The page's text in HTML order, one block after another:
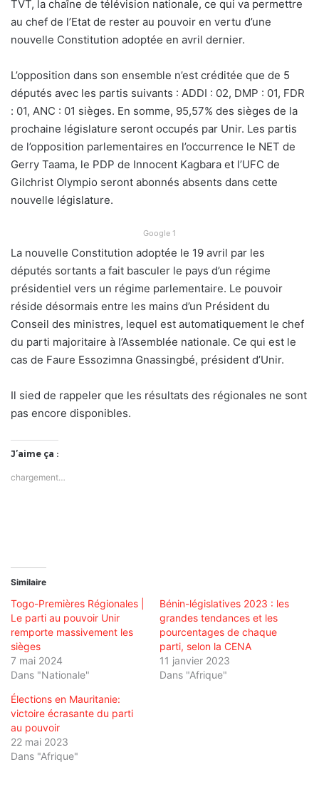
TVT, la chaîne de télévision nationale, ce qui va permettre
au chef de l’Etat de rester au pouvoir en vertu d’une
nouvelle Constitution adoptée en avril dernier.
L’opposition dans son ensemble n’est créditée que de 5
députés avec les partis suivants : ADDI : 02, DMP : 01, FDR
: 01, ANC : 01 sièges. En somme, 95,57% des sièges de la
prochaine législature seront occupés par Unir. Les partis
de l’opposition parlementaires en l’occurrence le NET de
Gerry Taama, le PDP de Innocent Kagbara et l’UFC de
Gilchrist Olympio seront abonnés absents dans cette
nouvelle législature.
Google 1
La nouvelle Constitution adoptée le 19 avril par les
députés sortants a fait basculer le pays d’un régime
présidentiel vers un régime parlementaire. Le pouvoir
réside désormais entre les mains d’un Président du
Conseil des ministres, lequel est automatiquement le chef
du parti majoritaire à l’Assemblée nationale. Ce qui est le
cas de Faure Essozimna Gnassingbé, président d’Unir.
Il sied de rappeler que les résultats des régionales ne sont
pas encore disponibles.
J’aime ça :
chargement…
Similaire
Togo-Premières Régionales |
Le parti au pouvoir Unir
remporte massivement les
sièges
7 mai 2024
Dans "Nationale"
Bénin-législatives 2023 : les
grandes tendances et les
pourcentages de chaque
parti, selon la CENA
11 janvier 2023
Dans "Afrique"
Élections en Mauritanie:
victoire écrasante du parti
au pouvoir
22 mai 2023
Dans "Afrique"